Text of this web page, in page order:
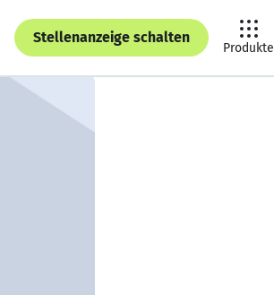
Stellenanzeige schalten
Produkte